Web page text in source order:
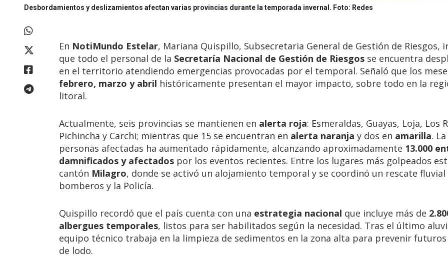
Desbordamientos y deslizamientos afectan varias provincias durante la temporada invernal. Foto: Redes
En NotiMundo Estelar, Mariana Quispillo, Subsecretaria General de Gestión de Riesgos,
que todo el personal de la Secretaría Nacional de Gestión de Riesgos se encuentra
en el territorio atendiendo emergencias provocadas por el temporal. Señaló que los
febrero, marzo y abril históricamente presentan el mayor impacto, sobre todo en la
litoral.
Actualmente, seis provincias se mantienen en alerta roja: Esmeraldas, Guayas, Loja, Los
Pichincha y Carchi; mientras que 15 se encuentran en alerta naranja y dos en amarilla.
personas afectadas ha aumentado rápidamente, alcanzando aproximadamente 13.000
damnificados y afectados por los eventos recientes. Entre los lugares más golpeados
cantón Milagro, donde se activó un alojamiento temporal y se coordinó un rescate fluvial
bomberos y la Policía.
Quispillo recordó que el país cuenta con una estrategia nacional que incluye más de
albergues temporales, listos para ser habilitados según la necesidad. Tras el último
equipo técnico trabaja en la limpieza de sedimentos en la zona alta para prevenir
de lodo.